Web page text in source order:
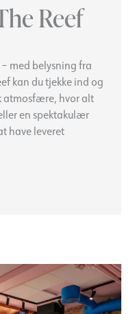
Reef
med belysning fra
kan du tjekke ind og
atmosfære, hvor alt
en spektakulær
have leveret